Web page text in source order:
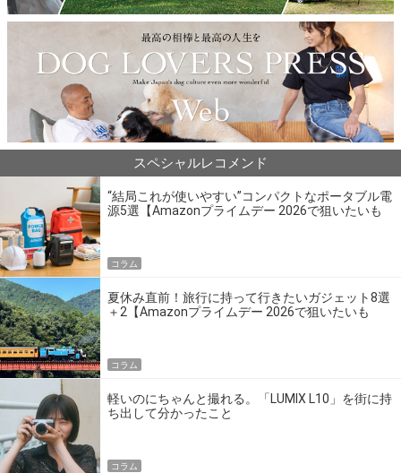
スペシャルレコメンド
“結局これが使いやすい”コンパクトなポータブル電
源5選【Amazonプライムデー 2026で狙いたいも
コラム
夏休み直前！旅行に持って行きたいガジェット8選
＋2【Amazonプライムデー 2026で狙いたいも
コラム
軽いのにちゃんと撮れる。「LUMIX L10」を街に持
ち出して分かったこと
コラム